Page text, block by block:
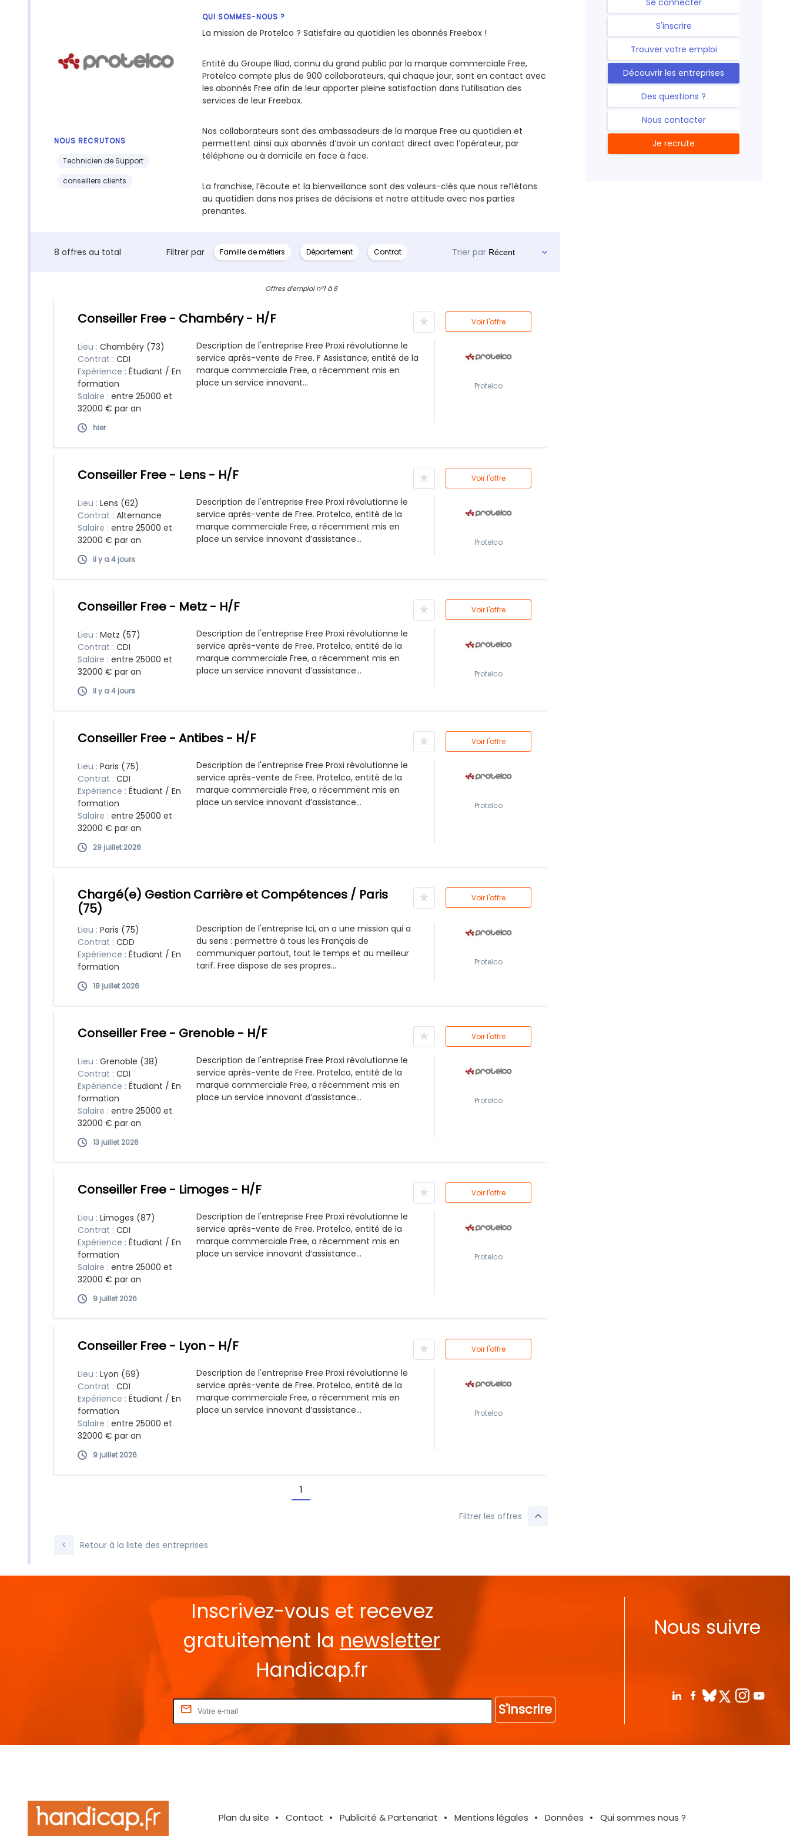
QUI SOMMES-NOUS ?
La mission de Protelco ? Satisfaire au quotidien les abonnés Freebox !
Entité du Groupe Iliad, connu du grand public par la marque commerciale Free,
Protelco compte plus de 900 collaborateurs, qui chaque jour, sont en contact avec
les abonnés Free afin de leur apporter pleine satisfaction dans l’utilisation des
services de leur Freebox.
Nos collaborateurs sont des ambassadeurs de la marque Free au quotidien et
permettent ainsi aux abonnés d’avoir un contact direct avec l’opérateur, par
téléphone ou à domicile en face à face.
La franchise, l’écoute et la bienveillance sont des valeurs-clés que nous reflétons
au quotidien dans nos prises de décisions et notre attitude avec nos parties
prenantes.
NOUS RECRUTONS
Technicien de Support
conseillers clients
8 offres au total Filtrer par Famille de métiers Département Contrat Trier par
Offres d'emploi n°1 à 8
Conseiller Free - Chambéry - H/F ★
Lieu : Chambéry (73)
Contrat : CDI
Expérience : Étudiant / En
formation
Salaire : entre 25000 et
32000 € par an
Description de l'entreprise Free Proxi révolutionne le
service après-vente de Free. F Assistance, entité de la
marque commerciale Free, a récemment mis en
place un service innovant...
hier
Voir l'offre
Protelco
Conseiller Free - Lens - H/F ★
Lieu : Lens (62)
Contrat : Alternance
Salaire : entre 25000 et
32000 € par an
Description de l'entreprise Free Proxi révolutionne le
service après-vente de Free. Protelco, entité de la
marque commerciale Free, a récemment mis en
place un service innovant d’assistance...
il y a 4 jours
Voir l'offre
Protelco
Conseiller Free - Metz - H/F ★
Lieu : Metz (57)
Contrat : CDI
Salaire : entre 25000 et
32000 € par an
Description de l'entreprise Free Proxi révolutionne le
service après-vente de Free. Protelco, entité de la
marque commerciale Free, a récemment mis en
place un service innovant d’assistance...
il y a 4 jours
Voir l'offre
Protelco
Conseiller Free - Antibes - H/F ★
Lieu : Paris (75)
Contrat : CDI
Expérience : Étudiant / En
formation
Salaire : entre 25000 et
32000 € par an
Description de l'entreprise Free Proxi révolutionne le
service après-vente de Free. Protelco, entité de la
marque commerciale Free, a récemment mis en
place un service innovant d’assistance...
29 juillet 2026
Voir l'offre
Protelco
Chargé(e) Gestion Carrière et Compétences / Paris
(75)
★
Lieu : Paris (75)
Contrat : CDD
Expérience : Étudiant / En
formation
Description de l'entreprise Ici, on a une mission qui a
du sens : permettre à tous les Français de
communiquer partout, tout le temps et au meilleur
tarif. Free dispose de ses propres...
18 juillet 2026
Voir l'offre
Protelco
Conseiller Free - Grenoble - H/F ★
Lieu : Grenoble (38)
Contrat : CDI
Expérience : Étudiant / En
formation
Salaire : entre 25000 et
32000 € par an
Description de l'entreprise Free Proxi révolutionne le
service après-vente de Free. Protelco, entité de la
marque commerciale Free, a récemment mis en
place un service innovant d’assistance...
13 juillet 2026
Voir l'offre
Protelco
Conseiller Free - Limoges - H/F ★
Lieu : Limoges (87)
Contrat : CDI
Expérience : Étudiant / En
formation
Salaire : entre 25000 et
32000 € par an
Description de l'entreprise Free Proxi révolutionne le
service après-vente de Free. Protelco, entité de la
marque commerciale Free, a récemment mis en
place un service innovant d’assistance...
9 juillet 2026
Voir l'offre
Protelco
Conseiller Free - Lyon - H/F ★
Lieu : Lyon (69)
Contrat : CDI
Expérience : Étudiant / En
formation
Salaire : entre 25000 et
32000 € par an
Description de l'entreprise Free Proxi révolutionne le
service après-vente de Free. Protelco, entité de la
marque commerciale Free, a récemment mis en
place un service innovant d’assistance...
9 juillet 2026
Voir l'offre
Protelco
1
Filtrer les offres
< Retour à la liste des entreprises
Se connecter
S'inscrire
Trouver votre emploi
Découvrir les entreprises
Des questions ?
Nous contacter
Je recrute
Inscrivez-vous et recevez
gratuitement la newsletter
Handicap.fr
S'inscrire
Nous suivre
Plan du site Contact Publicité & Partenariat Mentions légales Données Qui sommes nous ?